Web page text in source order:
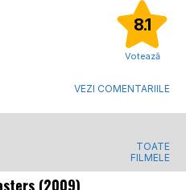
8.1
Votează
VEZI COMENTARIILE
TOATE
FILMELE
(2009)